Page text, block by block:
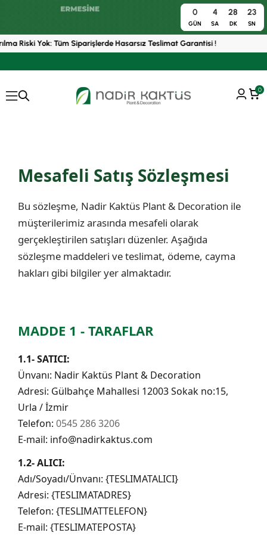
0
GÜN
4
SA
28
DK
22
SN
Riski Yok: Tüm Siparişlerde Hasarsız Teslimat Garantisi !
0
Mesafeli Satış Sözleşmesi
Bu sözleşme, Nadir Kaktüs Plant & Decoration ile
müşterilerimiz arasında mesafeli olarak
gerçekleştirilen satışları düzenler. Aşağıda
sözleşme maddeleri ve teslimat, ödeme, cayma
hakları gibi bilgiler yer almaktadır.
MADDE 1 - TARAFLAR
1.1- SATICI:
Ünvanı: Nadir Kaktüs Plant & Decoration
Adresi: Gülbahçe Mahallesi 12003 Sokak no:15,
Urla / İzmir
Telefon: 0545 286 3206
E-mail: info@nadirkaktus.com
1.2- ALICI:
Adı/Soyadı/Ünvanı: {TESLIMATALICI}
Adresi: {TESLIMATADRES}
Telefon: {TESLIMATTELEFON}
E-mail: {TESLIMATEPOSTA}